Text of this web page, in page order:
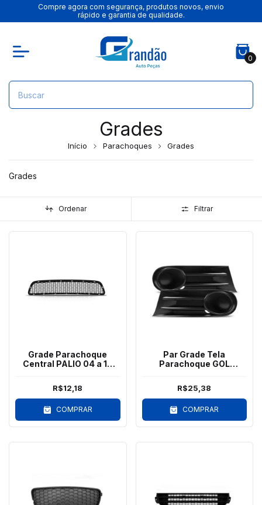
Compre agora com segurança, produtos novos, envio
rápido e garantia de qualidade.
0
Grades
Início Parachoques Grades
Grades
Ordenar Filtrar
Grade Parachoque
Central PALIO 04 a 10
R$12,18
COMPRAR
Par Grade Tela
Parachoque GOL
Sem Furo
R$25,38
COMPRAR